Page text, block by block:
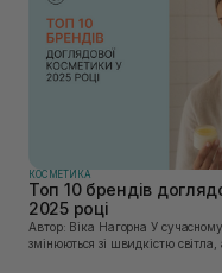
КОСМЕТИКА
Топ 10 брендів
2025 році
Автор: Віка Нагорна У сучасному світі, де тренди
змінюються зі швидкістю